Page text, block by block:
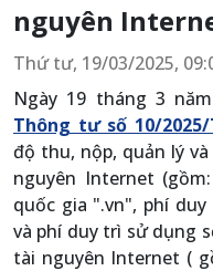
nguyên
Thứ tư, 19/03/2025,
Ngày 19 tháng 3
Thông tư số 10/2025/
độ thu, nộp, quản lý
nguyên Internet
quốc gia ".vn", phí
và phí duy trì sử dụng
tài nguyên Internet (